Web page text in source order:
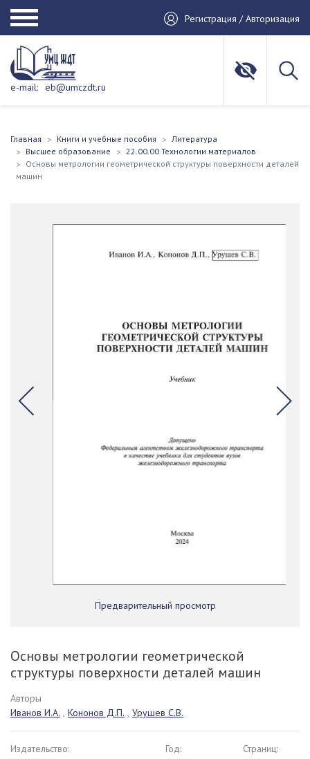
Регистрация / Авторизация
e-mail: eb@umczdt.ru
Главная Книги и учебные пособия
Литература
Высшее образование
22.00.00 Технологии материалов
Основы метрологии геометрической структуры поверхности деталей
машин
Предварительный просмотр
Основы метрологии геометрической
структуры поверхности деталей машин
Авторы
Иванов И.А.
Кононов Д.П. Урушев С.В.
Издательство:
Год:
Страниц: